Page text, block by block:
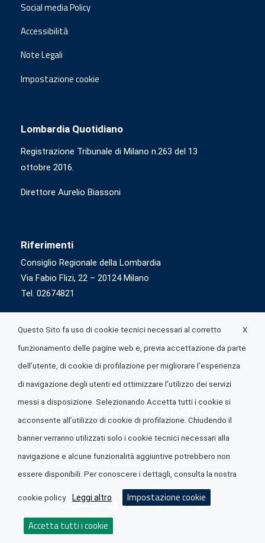
Social media Policy
Accessibilità
Note Legali
Impostazione cookie
Lombardia Quotidiano
Registrazione Tribunale di Milano n.263 del 13
ottobre 2016.
Direttore Aurelio Biassoni
Riferimenti
Consiglio Regionale della Lombardia
Via Fabio Flizi, 22 – 20124 Milano
Tel. 02674821
© 2026 Lombardia Quotidiano è realizzato daA.R.I.A.
Seguici su
X
Questo Sito fa uso di cookie tecnici necessari al corretto
funzionamento delle pagine web e, previa accettazione da parte
dell’utente, di cookie di profilazione per migliorare l’esperienza
di navigazione degli utenti ed ottimizzare l’utilizzo dei servizi
messi a disposizione. Selezionando Accetta tutti i cookie si
acconsente all’utilizzo di cookie di profilazione. Chiudendo il
banner verranno utilizzati solo i cookie tecnici necessari alla
navigazione e alcune funzionalità aggiuntive potrebbero non
essere disponibili. Per conoscere i dettagli, consulta la nostra
cookie policy Leggi altro Impostazione cookie
Accetta tutti i cookie